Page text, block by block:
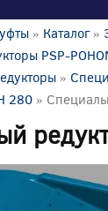
» Каталог»
PSP-
»
280 »